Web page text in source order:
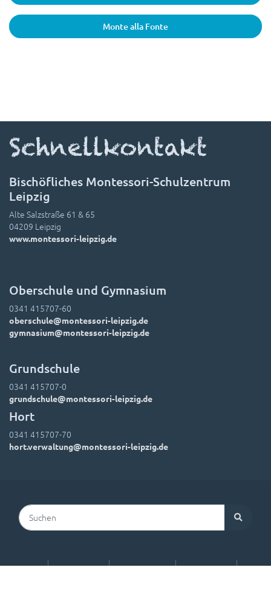
Monte alla Fonte
Schnellkontakt
Bischöfliches Montessori-Schulzentrum
Leipzig
Alte Salzstraße 61 & 65
04209 Leipzig
www.montessori-leipzig.de
Oberschule und Gymnasium
0341 415707-60
oberschule@montessori-leipzig.de
gymnasium@montessori-leipzig.de
Grundschule
0341 415707-0
grundschule@montessori-leipzig.de
Hort
0341 415707-70
hort.verwaltung@montessori-leipzig.de
Suchen
Kontakt Impressum Datenschutz
Leitbild